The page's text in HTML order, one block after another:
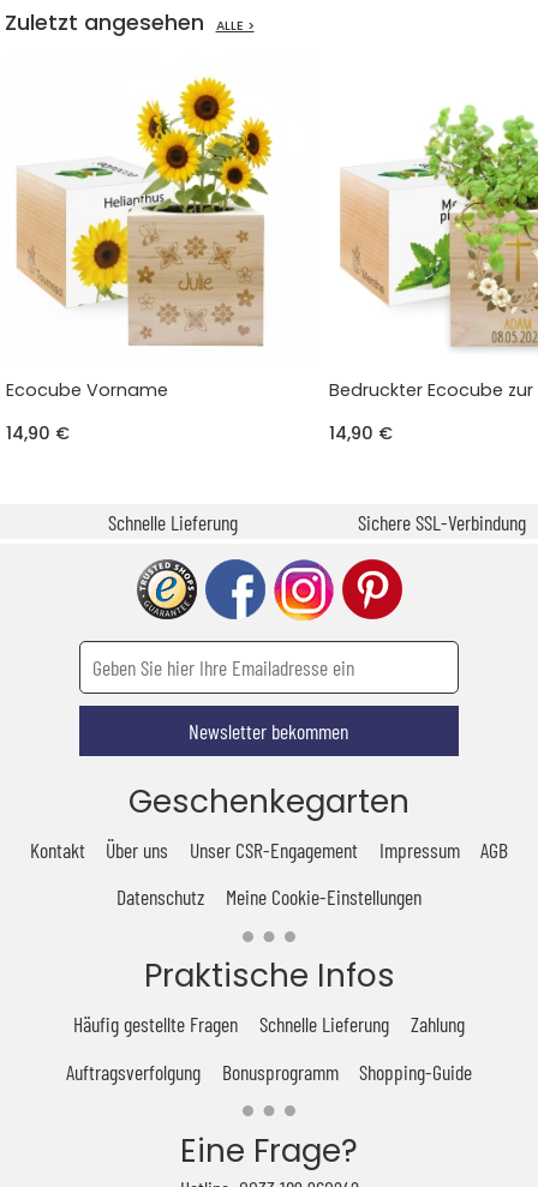
Zuletzt angesehen ALLE >
Ecocube Vorname
14,90 €
Bedruckter Ecocube
14,90 €
Schnelle Lieferung Sichere SSL-Verbindung
Newsletter bekommen
Geschenkegarten
Kontakt Über uns Unser CSR-Engagement Impressum
AGB
Datenschutz
Meine Cookie-Einstellungen
Praktische Infos
Häufig gestellte Fragen Schnelle Lieferung
Zahlung
Auftragsverfolgung
Bonusprogramm Shopping-Guide
Eine Frage?